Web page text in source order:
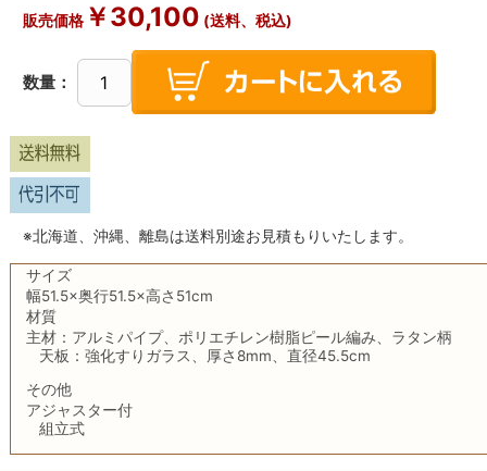
販売価格￥30,100 (送料、税込)
数量：
※北海道、沖縄、離島は送料別途お見積もりいたします。
サイズ
幅51.5×奥行51.5×高さ51cm
材質
主材：アルミパイプ、ポリエチレン樹脂ピール編み、ラタン柄
天板：強化すりガラス、厚さ8mm、直径45.5cm
その他
アジャスター付
組立式